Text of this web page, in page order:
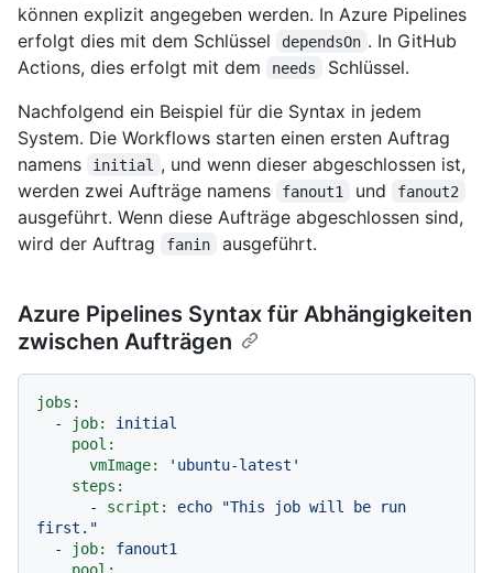
können explizit angegeben werden. In Azure Pipelines
erfolgt dies mit dem Schlüssel
dependsOn . In GitHub
Actions, dies erfolgt mit dem
needs
Schlüssel.
Nachfolgend ein Beispiel für die Syntax in jedem
System. Die Workflows starten einen ersten Auftrag
namens
initial
, und wenn dieser abgeschlossen ist,
werden zwei Aufträge namens
fanout1 und fanout2
ausgeführt. Wenn diese Aufträge abgeschlossen sind,
wird der Auftrag
fanin ausgeführt.
Azure Pipelines Syntax für Abhängigkeiten
zwischen Aufträgen
jobs:
-
job:
initial
pool:
vmImage:
'ubuntu-latest'
steps:
-
script: echo
"This job will be run
first."
-
job:
fanout1
pool: